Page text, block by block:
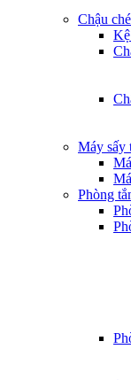
Chậu
Máy sấy
Phòng